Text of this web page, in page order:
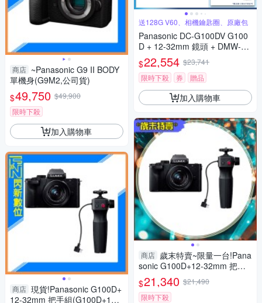
商店 ~Panasonic G9 II BODY
單機身(G9M2,公司貨)
$49,750 $49,900
限時下殺
加入購物車
商店 現貨!Panasonic G100D+
12-32mm 把手組(G100D+123
送128G V60、相機鑰匙圈、原廠包
Panasonic DC-G100DV G100
D + 12-32mm 鏡頭 + DMW-SH
GR2 三腳架握把組 公司貨
$22,554 $23,741
限時下殺
券 贈品
加入購物車
商店 歲末特賣~限量一台!Pana
sonic G100D+12-32mm 把手
組(G100D+1232+SHGR2，公
司貨)
$21,340 $21,490
限時下殺